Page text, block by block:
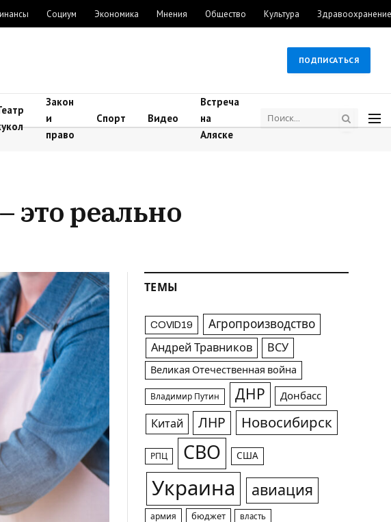
Социум Экономика Мнения Общество Культура Здравоохранение
ПОДПИСАТЬСЯ
Закон
и
право
Спорт Видео
Встреча
на
Аляске
это реально
ТЕМЫ
COVID19 Агропроизводство
Андрей Травников ВСУ
Великая Отечественная война
Владимир Путин ДНР Донбасс
Китай ЛНР Новосибирск
РПЦ СВО США
Украина авиация
армия бюджет власть